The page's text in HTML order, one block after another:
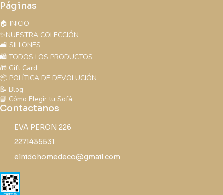
Páginas
🏠 INICIO
✨NUESTRA COLECCIÓN
🛋️ SILLONES
🛍️ TODOS LOS PRODUCTOS
🎁 Gift Card
📦 POLÍTICA DE DEVOLUCIÓN
📝 Blog
📘 Cómo Elegir tu Sofá
Contactanos
EVA PERON 226
2271435531
elnidohomedeco@gmail.com